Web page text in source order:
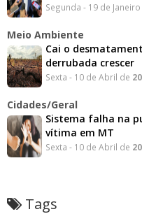
Segunda - 19 de
Meio Ambiente
Cai o
derrubada crescer
Sexta - 10 de Abril de
Cidades/Geral
Sistema falha na
vítima em MT
Sexta - 10 de Abril de
Tags